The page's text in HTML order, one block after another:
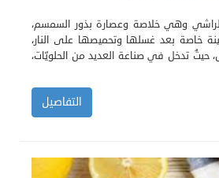
وهي خلاصة وعصارة بذور السمسم،
خاصة بعد غسلها وتحميصها على النار،
حيثُ تدخل في صناعة العديد من الحلويّات،
التفاصيل